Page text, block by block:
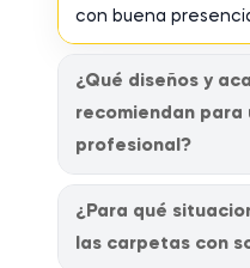
con buena
¿Qué diseños y
recomiendan para
profesional?
¿Para qué
las carpetas con